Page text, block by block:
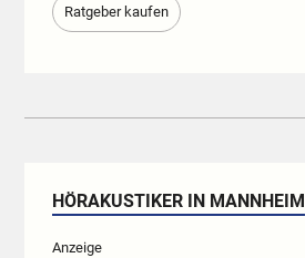
Ratgeber kaufen
HÖRAKUSTIKER IN MANNHEIM
Anzeige